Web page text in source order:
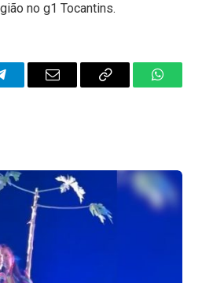
no g1 Tocantins.
Email
Copy